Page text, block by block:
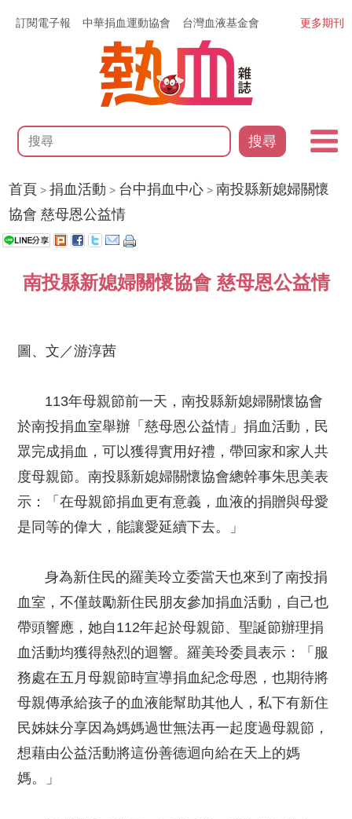
訂閱電子報 中華捐血運動協會 台灣血液基金會
搜尋
更多期刊
首頁 >捐血活動 > 台中捐血中心 > 南投縣新媳婦關懷
協會 慈母恩公益情
南投縣新媳婦關懷協會 慈母恩公益情
圖、文／游淳茜
113年母親節前一天，南投縣新媳婦關懷協會
於南投捐血室舉辦「慈母恩公益情」捐血活動，民
眾完成捐血，可以獲得實用好禮，帶回家和家人共
度母親節。南投縣新媳婦關懷協會總幹事朱思美表
示：「在母親節捐血更有意義，血液的捐贈與母愛
是同等的偉大，能讓愛延續下去。」
身為新住民的羅美玲立委當天也來到了南投捐
血室，不僅鼓勵新住民朋友參加捐血活動，自己也
帶頭響應，她自112年起於母親節、聖誕節辦理捐
血活動均獲得熱烈的迴響。羅美玲委員表示：「服
務處在五月母親節時宣導捐血紀念母恩，也期待將
母親傳承給孩子的血液能幫助其他人，私下有新住
民姊妹分享因為媽媽過世無法再一起度過母親節，
想藉由公益活動將這份善德迴向給在天上的媽
媽。」